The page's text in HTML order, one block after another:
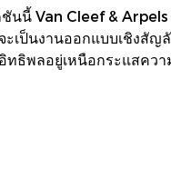
นนี้ Van Cleef &
ะเป็นงานออกแบบเชิง
ทธิพลอยู่เหนือกระแสคว